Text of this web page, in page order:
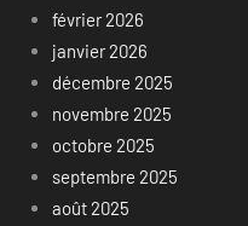
février 2026
janvier 2026
décembre 2025
novembre 2025
octobre 2025
septembre 2025
août 2025